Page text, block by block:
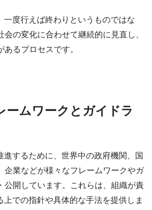
一度行えば終わりというものではな
会の変化に合わせて継続的に見直し、
るプロセスです。
ームワークとガイドラ
進するために、世界中の政府機関、国
企業などが様々なフレームワークやガ
公開しています。これらは、組織が責
上での指針や具体的な手法を提供しま